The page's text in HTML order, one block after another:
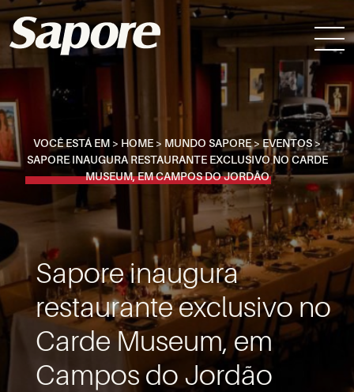
VOCÊ ESTÁ EM > HOME > MUNDO SAPORE>EVENTOS>
SAPORE INAUGURA RESTAURANTE EXCLUSIVO NO CARDE
MUSEUM, EM CAMPOS DO JORDÃO
Sapore inaugura
restaurante exclusivo no
Carde Museum, em
Campos do Jordão